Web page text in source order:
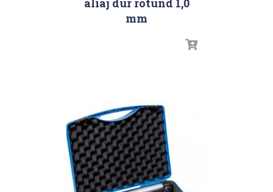
aliaj dur rotund 1,0
mm